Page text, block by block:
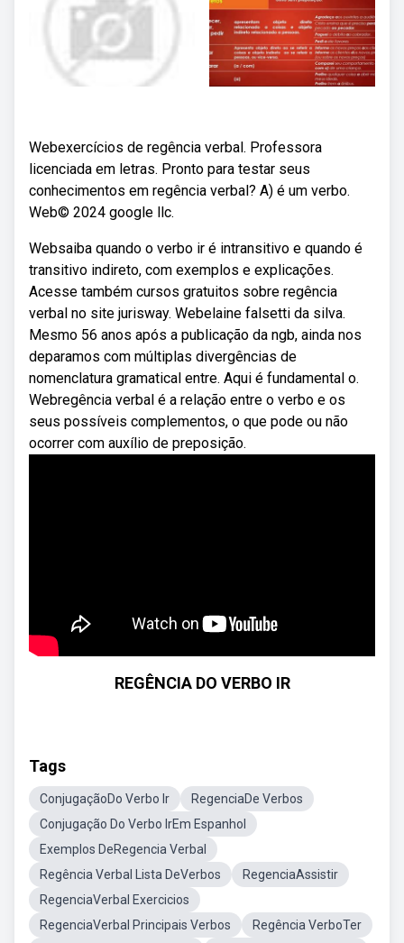
Webexercícios de regência verbal. Professora
licenciada em letras. Pronto para testar seus
conhecimentos em regência verbal? A) é um verbo.
Web© 2024 google llc.
Websaiba quando o verbo ir é intransitivo e quando é
transitivo indireto, com exemplos e explicações.
Acesse também cursos gratuitos sobre regência
verbal no site jurisway. Webelaine falsetti da silva.
Mesmo 56 anos após a publicação da ngb, ainda nos
deparamos com múltiplas divergências de
nomenclatura gramatical entre. Aqui é fundamental o.
Webregência verbal é a relação entre o verbo e os
seus possíveis complementos, o que pode ou não
ocorrer com auxílio de preposição.
REGÊNCIA DO VERBO IR
Tags
ConjugaçãoDo Verbo Ir
RegenciaDe Verbos
Conjugação Do Verbo IrEm Espanhol
Exemplos DeRegencia Verbal
Regência Verbal Lista DeVerbos
RegenciaAssistir
RegenciaVerbal Exercicios
RegenciaVerbal Principais Verbos
Regência VerboTer